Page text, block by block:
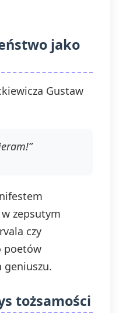
jako
Gustaw
zepsutym
czy
poetów
geniuszu.
tożsamości